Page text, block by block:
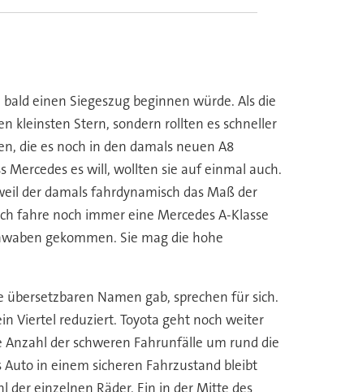
einen Siegeszug beginnen würde. Als die
kleinsten Stern, sondern rollten es schneller
die es noch in den damals neuen A8
es will, wollten sie auf einmal auch.
der damals fahrdynamisch das Maß der
fahre noch immer eine Mercedes A-Klasse
gekommen. Sie mag die hohe
Namen gab, sprechen für sich.
Viertel reduziert. Toyota geht noch weiter
der schweren Fahrunfälle um rund die
in einem sicheren Fahrzustand bleibt
der einzelnen Räder. Ein in der Mitte des